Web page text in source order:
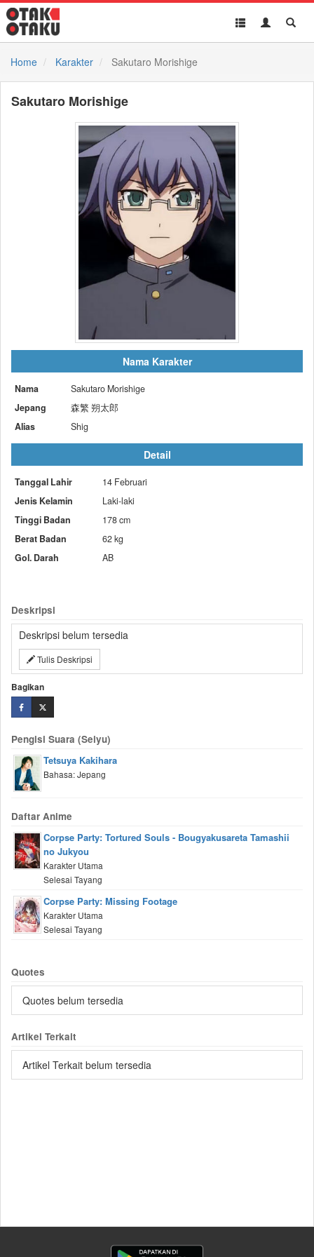
Toggle
Toggle
Home
Karakter Sakutaro Morishige
Sakutaro Morishige
Nama Karakter
Nama
Sakutaro Morishige
Jepang
森繁 朔太郎
Alias
Shig
Detail
Tanggal Lahir
14 Februari
Jenis Kelamin
Laki-laki
Tinggi Badan
178 cm
Berat Badan
62 kg
Gol. Darah
AB
Deskripsi
Deskripsi belum tersedia
Tulis Deskripsi
Bagikan
Pengisi Suara (Seiyu)
Tetsuya Kakihara
Bahasa: Jepang
Daftar Anime
Corpse Party: Tortured Souls - Bougyakusareta Tamashii
no Jukyou
Karakter Utama
Selesai Tayang
Corpse Party: Missing Footage
Karakter Utama
Selesai Tayang
Quotes
Quotes belum tersedia
Artikel Terkait
Artikel Terkait belum tersedia